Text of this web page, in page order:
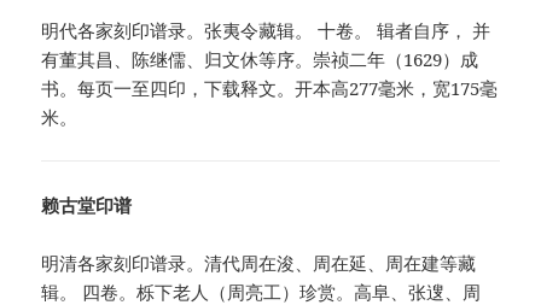
明代各家刻印谱录。张夷令藏辑。 十卷。 辑者自序， 并
有董其昌、陈继儒、归文休等序。崇祯二年（1629）成
书。每页一至四印，下载释文。开本高277毫米，宽175毫
米。
赖古堂印谱
明清各家刻印谱录。清代周在浚、周在延、周在建等藏
辑。 四卷。栎下老人（周亮工）珍赏。高阜、张遚、周